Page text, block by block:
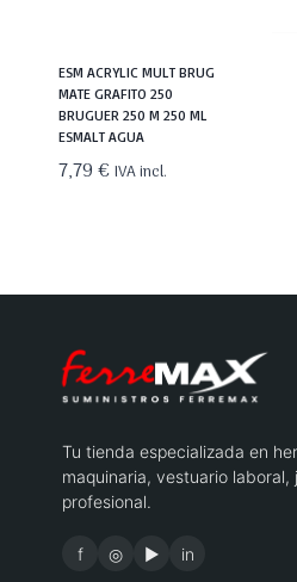
ESM ACRYLIC MULT BRUG
MATE GRAFITO 250
BRUGUER 250 M 250 ML
ESMALT AGUA
7,79€ IVA incl.
Tu tienda especializada en
maquinaria, vestuario
profesional.
f ◎ ▶ in